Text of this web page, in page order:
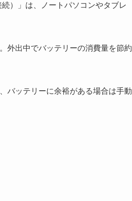
）」は、ノートパソコンやタブレ
外出中でバッテリーの消費量を節約
バッテリーに余裕がある場合は手動